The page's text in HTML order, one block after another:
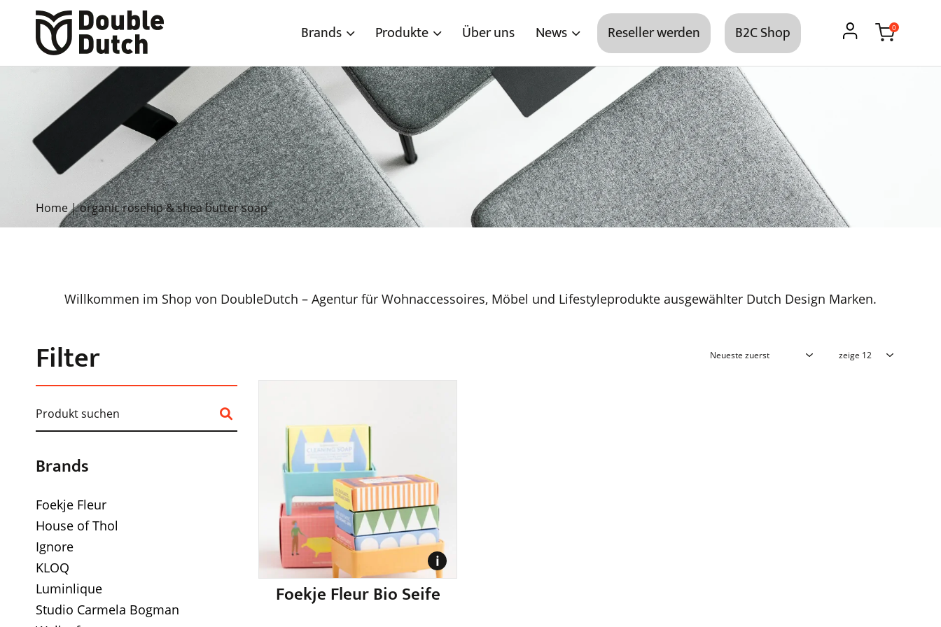
Brands Produkte Über uns News Reseller werden B2C Shop 0
Home|organic rosehip & shea butter soap
Willkommen im Shop von DoubleDutch – Agentur für Wohnaccessoires, Möbel und Lifestyleprodukte ausgewählter Dutch Design Marken.
Filter
Brands
Foekje Fleur
House of Thol
Ignore
KLOQ
Luminlique
Studio Carmela Bogman
Foekje Fleur Bio Seife